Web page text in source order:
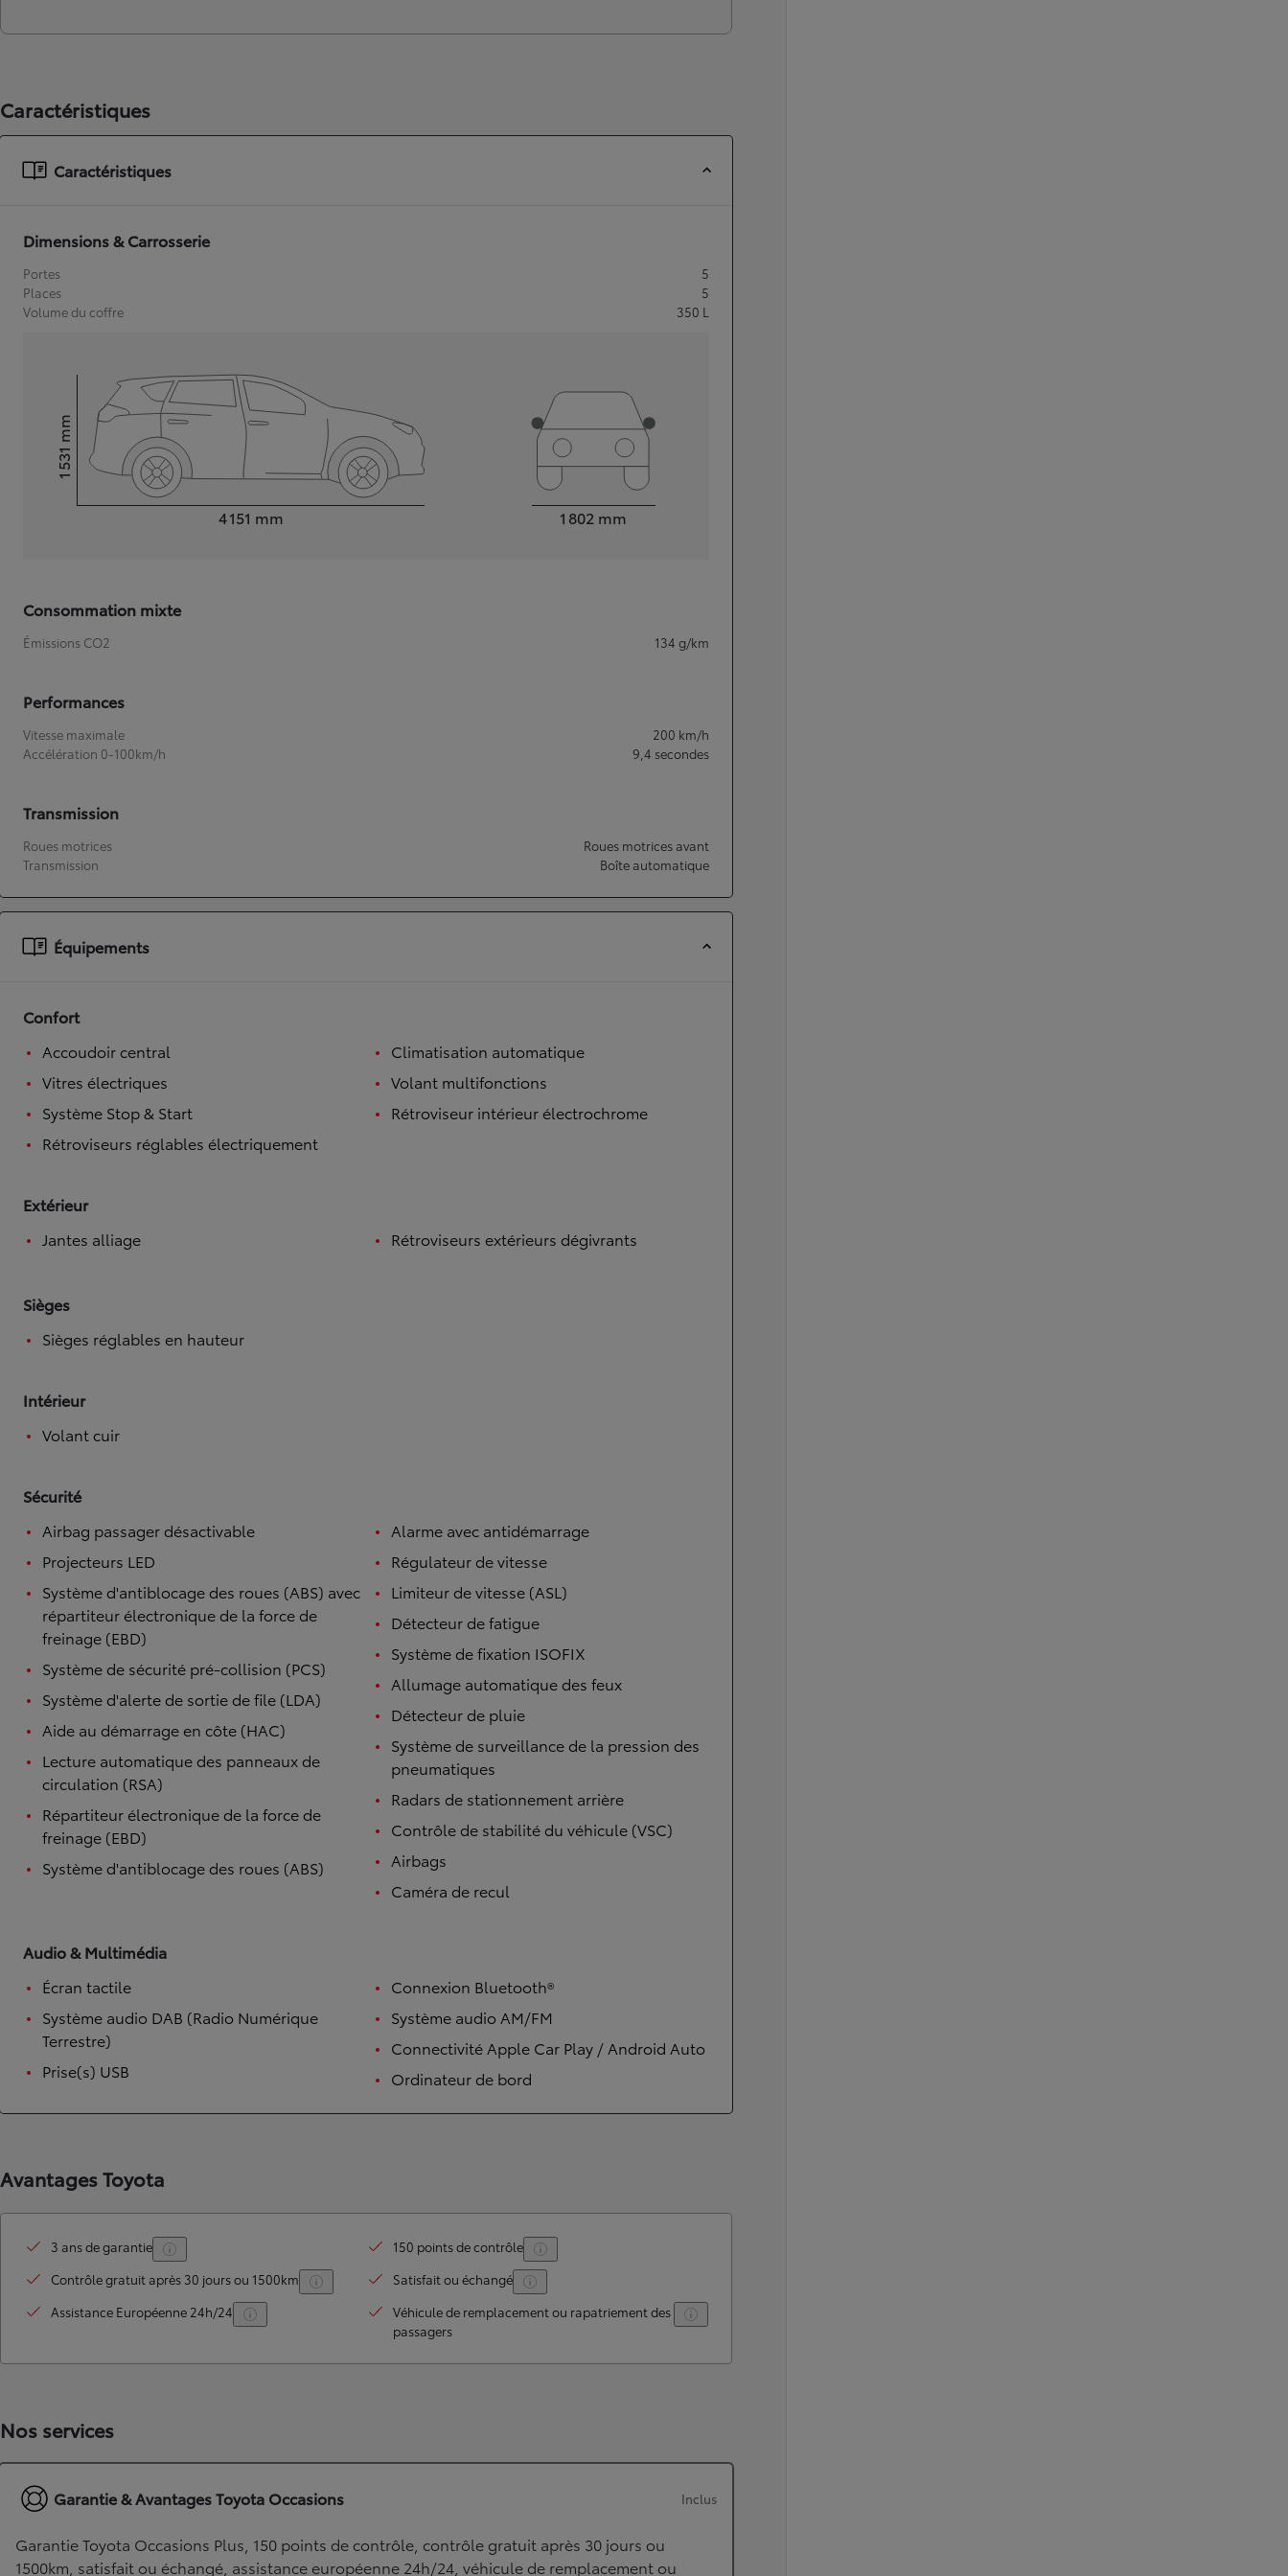
Nouvelle Yaris Cross
Disponible prochainement
Caractéristiques
Caractéristiques
Dimensions & Carrosserie
Portes
5
Places
5
Volume du coffre
350 L
4 151 mm
Hauteur1 531
mm
1 802 mm
Consommation mixte
Émissions CO2 134 g/km
Performances
Vitesse maximale 200 km/h
Accélération 0-100km/h
9,4 secondes
Transmission
Roues motrices
Roues motrices avant
Transmission
Boîte automatique
Équipements
Confort
Accoudoir central
Vitres électriques
Système Stop & Start
Rétroviseurs réglables électriquement
Climatisation automatique
Volant multifonctions
Rétroviseur intérieur électrochrome
Extérieur
Jantes alliage
Rétroviseurs extérieurs dégivrants
Sièges
Sièges réglables en hauteur
Intérieur
Volant cuir
Sécurité
Airbag passager désactivable
Projecteurs LED
Système d'antiblocage des roues (ABS) avec
répartiteur électronique de la force de
freinage (EBD)
Système de sécurité pré-collision (PCS)
Système d'alerte de sortie de file (LDA)
Aide au démarrage en côte (HAC)
Lecture automatique des panneaux de
circulation (RSA)
Répartiteur électronique de la force de
freinage (EBD)
Système d'antiblocage des roues (ABS)
Alarme avec antidémarrage
Régulateur de vitesse
Limiteur de vitesse (ASL)
Détecteur de fatigue
Système de fixation ISOFIX
Allumage automatique des feux
Détecteur de pluie
Système de surveillance de la pression des
pneumatiques
Radars de stationnement arrière
Contrôle de stabilité du véhicule (VSC)
Airbags
Caméra de recul
Audio & Multimédia
Écran tactile
Système audio DAB (Radio Numérique
Terrestre)
Prise(s) USB
Connexion Bluetooth®
Système audio AM/FM
Connectivité Apple Car Play / Android Auto
Ordinateur de bord
Avantages Toyota
3 ans de garantie
150 points de contrôle
Contrôle gratuit après 30 jours ou 1500km
Satisfait ou échangé
Assistance Européenne 24h/24
Véhicule de remplacement ou rapatriement des
passagers
Nos services
Garantie & Avantages Toyota Occasions Inclus
Garantie Toyota Occasions Plus, 150 points de contrôle, contrôle gratuit après 30 jours ou
1500km, satisfait ou échangé, assistance européenne 24h/24, véhicule de remplacement ou